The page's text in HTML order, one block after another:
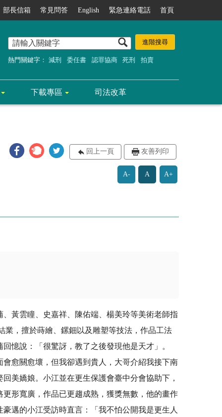
部長信箱 常見問答 English 緊急連絡電話 首頁
熱門關鍵字： 減刑 委任書 認罪協商 死刑 拍賣
下載專區 司法改革
回上一頁 友善列印
A- A A+
黃雲瞳、史嘉祥、陳佑端、楊美玲等美術老師指
業，擅於蒔繪、鏍鈿以及雕塑等技法，作品工法
憶說：「很驚訝，教了之後發現他是天才」。
愈關愈壞，但我卻遇到貴人，大哥介紹我接下南
美嬌娘。小江並在更生保護會臺中分會協助下，
形寬廣，作品已更趨成熟，獲獎無數，他的畫作
邁的小江受訪時直言：「我不怕公開我是更生人